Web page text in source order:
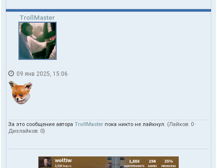
ь
я
m
TrollMaster
09 янв 2025, 15:06
За это сообщение автора TrollMaster пока никто не лайкнул. (Лайков: 0 ·
Дизлайков: 0)